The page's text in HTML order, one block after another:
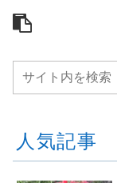
人気記事